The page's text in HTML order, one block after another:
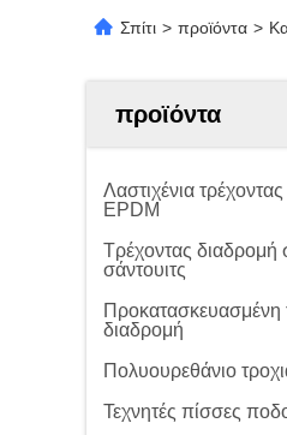
Σπίτι > προϊόντα >
προϊόντα
Λαστιχένια
EPDM
Τρέχοντας
σάντουιτς
Προκατασκευασμένη
διαδρομή
Πολυουρεθάνιο
Τεχνητές πίσσες